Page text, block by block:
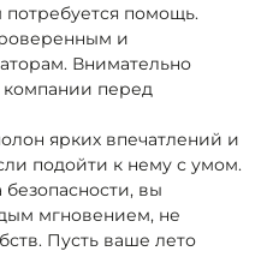
помощь.
и
Внимательно
компании перед
ярких впечатлений и
подойти к нему с умом.
вы
мгновением, не
Пусть ваше лето